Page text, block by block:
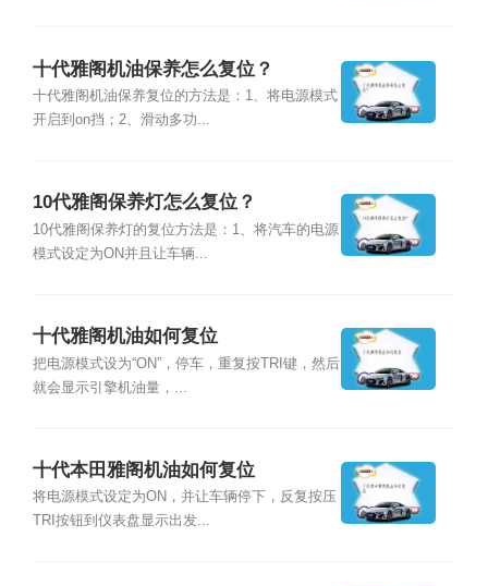
十代雅阁机油保养怎么复位？
十代雅阁机油保养复位的方法是：1、将电源模式
开启到on挡；2、滑动多功...
10代雅阁保养灯怎么复位？
10代雅阁保养灯的复位方法是：1、将汽车的电源
模式设定为ON并且让车辆...
十代雅阁机油如何复位
把电源模式设为“ON”，停车，重复按TRI键，然后
就会显示引擎机油量，...
十代本田雅阁机油如何复位
将电源模式设定为ON，并让车辆停下，反复按压
TRI按钮到仪表盘显示出发...